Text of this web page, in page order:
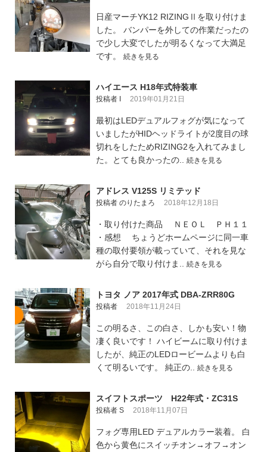
日産マーチYK12 RIZINGⅡを取り付けま
した。 バンパーを外しての作業だったの
で少し大変でしたが明るくなって大満足
です。 続きを見る
ハイエース H18年式特装車
投稿者 I 2019年01月21日
最初はLEDデュアルフォグが気になって
いましたがHIDヘッドライトが2度目の球
切れをしたためRIZING2を入れてみまし
た。とても良かったの.. 続きを見る
アドレス V125S リミテッド
投稿者 のりたまろ 2018年12月18日
・取り付けた商品 ＮＥＯＬ ＰＨ１１
・感想 ちょうどホームページに同一車
種の取付要領が載っていて、それを見な
がら自分で取り付けま.. 続きを見る
トヨタ ノア 2017年式 DBA-ZRR80G
投稿者 2018年11月24日
この明るさ、この白さ、しかも安い！物
凄く良いです！ ハイビームに取り付けま
したが、純正のLEDロービームよりも白
くて明るいです。 純正の.. 続きを見る
スイフトスポーツ H22年式・ZC31S
投稿者 S 2018年11月07日
フォグ専用LED デュアルカラー装着。 白
色から黄色にスイッチオン→オフ→オン